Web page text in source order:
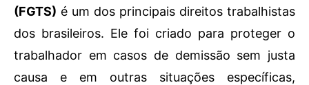
(FGTS) é um dos principais direitos trabalhistas
dos brasileiros. Ele foi criado para proteger o
trabalhador em casos de demissão sem justa
causa e em outras situações específicas,